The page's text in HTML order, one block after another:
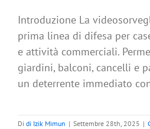
Introduzione La
prima linea di difesa per
e attività commerciali.
giardini, balconi, cancelli e
un deterrente immediato
Di di Izik Mimun | Settembre 28th, 2025 |